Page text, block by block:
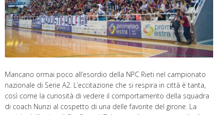
Mancano ormai poco all’esordio della NPC Rieti nel campionato
nazionale di Serie A2. L’eccitazione che si respira in città è tanta,
così come la curiosità di vedere il comportamento della squadra
di coach Nunzi al cospetto di una delle favorite del girone. La